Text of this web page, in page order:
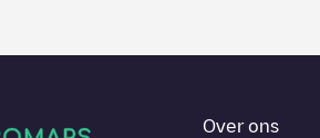
Over ons